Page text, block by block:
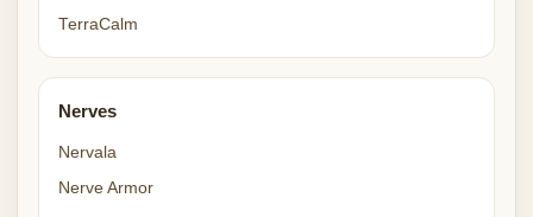
TerraCalm
Nerves
Nervala
Nerve Armor